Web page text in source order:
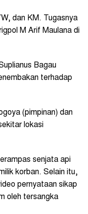
dan KM. Tugasnya
M Arif Maulana di
Bagau
terhadap
(pimpinan) dan
lokasi
senjata api
korban. Selain itu,
pernyataan sikap
oleh tersangka